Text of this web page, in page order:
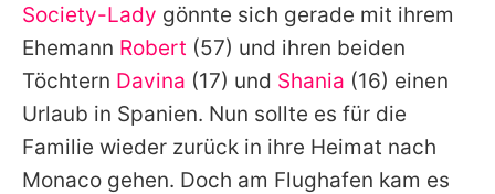
Datenschutzerklärung
Nutzungsbedingungen
Utiq verwalten
Society-Lady gönnte sich gerade mit ihrem
Ehemann Robert (57) und ihren beiden
Töchtern Davina (17) und Shania (16) einen
Urlaub in Spanien. Nun sollte es für die
Familie wieder zurück in ihre Heimat nach
Monaco gehen. Doch am Flughafen kam es